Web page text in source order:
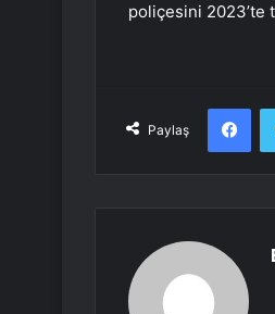
poliçesini 2023’te
Paylaş